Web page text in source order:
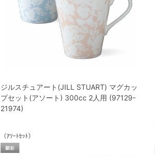
ジルスチュアート(JILL STUART) マグカッ
プセット(アソート) 300cc 2人用 (97129-
21974)
（ｱｿｰﾄｾｯﾄ）